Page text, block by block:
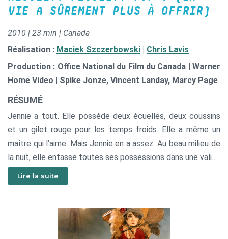
VIE A SÛREMENT PLUS À OFFRIR)
2010 | 23 min | Canada
Réalisation : Maciek Szczerbowski
Chris Lavis
Production : Office National du Film du Canada | Warner
Home Video | Spike Jonze, Vincent Landay, Marcy Page
RÉSUMÉ
Jennie a tout. Elle possède deux écuelles, deux coussins
et un gilet rouge pour les temps froids. Elle a même un
maître qui l’aime. Mais Jennie en a assez. Au beau milieu de
la nuit, elle entasse toutes ses possessions dans une valise
de cuir noir à boucles dorées et regarde une dernière fois
par la fenêtre...
Lire la suite